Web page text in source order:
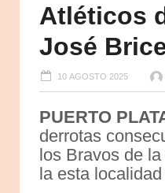
Atléticos
José
10 AGOSTO 2025
PUERTO
derrotas
los Bravos de
la esta